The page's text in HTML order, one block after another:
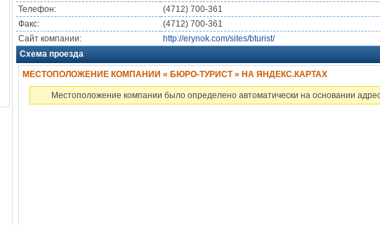
Телефон:
(4712) 700-361
Факс:
(4712) 700-361
Сайт компании:
http://erynok.com/sites/bturist/
Схема проезда
МЕСТОПОЛОЖЕНИЕ КОМПАНИИ « БЮРО-ТУРИСТ » НА ЯНДЕКС.КАРТАХ
Местоположение компании было определено автоматически на основании